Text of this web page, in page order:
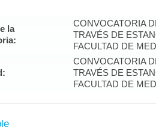
la
CONVOCATORIA
TRAVÉS DE
FACULTAD DE
CONVOCATORIA
TRAVÉS DE
FACULTAD DE